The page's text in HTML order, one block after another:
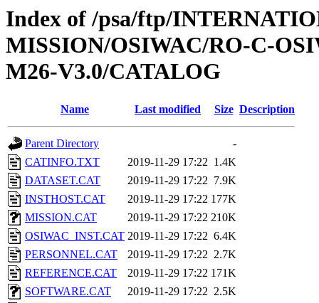
Index of /psa/ftp/
MISSION/OSIWAC/RO-C-
M26-V3.0/CATALOG
Name Last modified Size Description
Parent Directory
-
CATINFO.TXT
2019-11-29 17:22 1.4K
DATASET.CAT
2019-11-29 17:22 7.9K
INSTHOST.CAT
2019-11-29 17:22 177K
MISSION.CAT
2019-11-29 17:22 210K
OSIWAC_INST.CAT 2019-11-29 17:22 6.4K
PERSONNEL.CAT
2019-11-29 17:22 2.7K
REFERENCE.CAT
2019-11-29 17:22 171K
SOFTWARE.CAT
2019-11-29 17:22 2.5K